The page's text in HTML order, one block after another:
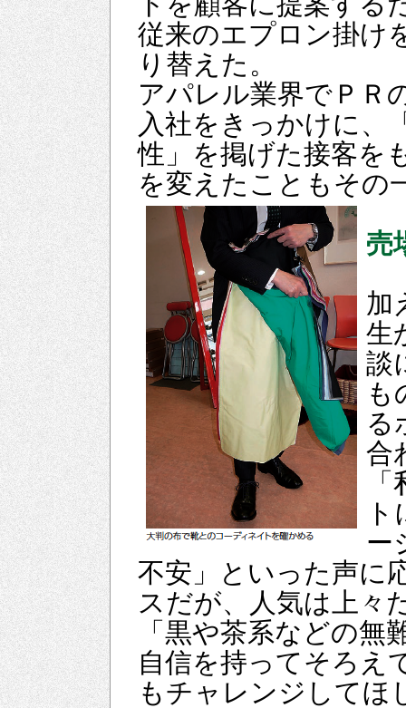
従来のエプロン掛け
り替えた。
アパレル業界でＰＲ
入社をきっかけに、
性」を掲げた接客を
を変えたこともその
売
加
生
談
も
る
合
ー
不安」といった声に
スだが、人気は上々
「黒や茶系などの
自信を持ってそろえ
もチャレンジしてほ